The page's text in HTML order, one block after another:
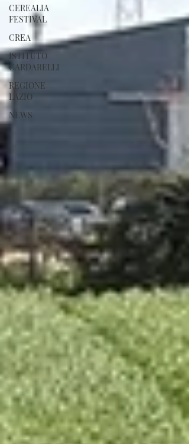
CEREALIA
FESTIVAL
CREA
ISTITUTO
CARDARELLI
REGIONE
LAZIO
NEWS